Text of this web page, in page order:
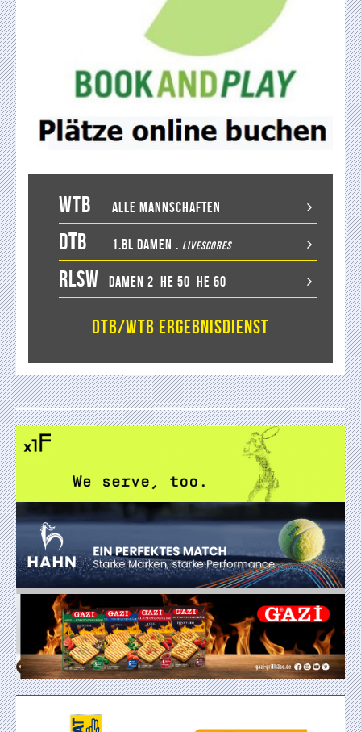
WTB Alle Mannschaften
DTB 1.BL Damen . LiveScores
RLSW Damen 2 He 50 He 60
DTB/WTB Ergebnisdienst